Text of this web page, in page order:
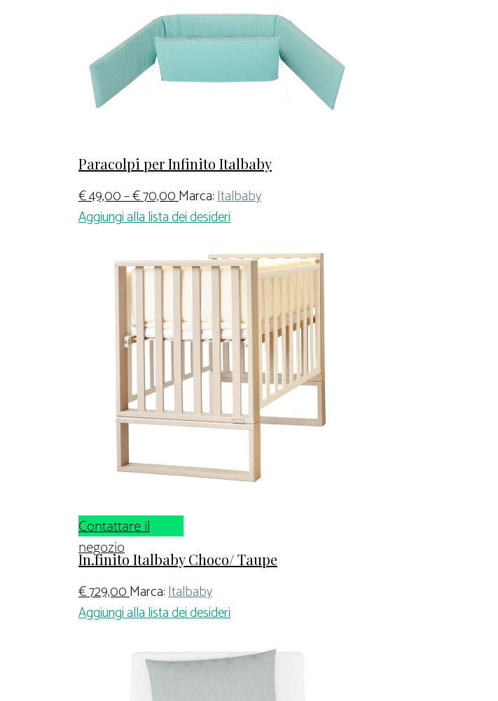
Paracolpi per Infinito Italbaby
€49,00–€70,00Marca:Italbaby
Aggiungi alla lista dei desideri
Contattare il
negozio
In.finito Italbaby Choco/ Taupe
€729,00Marca:Italbaby
Aggiungi alla lista dei desideri